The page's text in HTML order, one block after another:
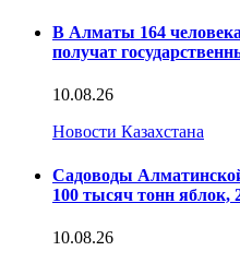
В Алматы 164
получат
10.08.26
Новости Казахстана
Садоводы
100 тысяч тонн яблок,
10.08.26